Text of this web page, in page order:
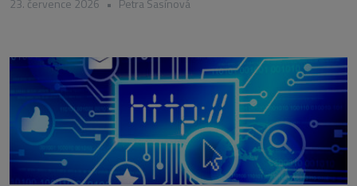
23. července 2026 • Petra Sasínová